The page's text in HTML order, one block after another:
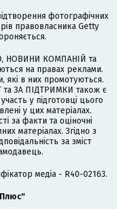
фотографічних
правовласника Getty
НОВИНИ КОМПАНІЙ та
на правах реклами.
які в них промотуються.
ЗА ПІДТРИМКИ також є
у підготовці цього
у цих матеріалах.
за факти та оціночні
матеріалах. Згідно з
за зміст
медіа - R40-02163.